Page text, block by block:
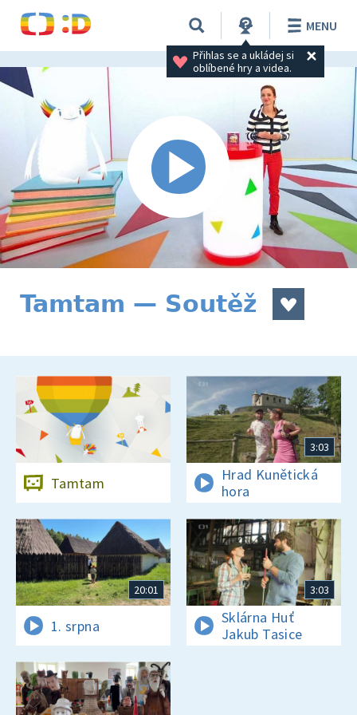
Přihlas se a ukládej si
oblíbené hry a videa.
MENU
Tamtam — Soutěž
Tamtam
3:03
Hrad Kunětická
hora
20:01
1. srpna
3:03
Sklárna Huť
Jakub Tasice